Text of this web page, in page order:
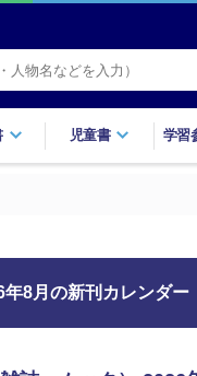
児童書 学習
年8月の新刊カレンダー